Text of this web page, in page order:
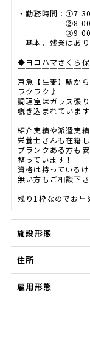
・勤務時間：
②8:00-
③9:00-
基本、残業はあり
◆ヨコハマさくら
￣￣￣￣￣￣￣￣
京急【生麦】駅か
ラクラク♪
調理室はガラス張
覗き込まれていま
紹介実績や派遣実績
栄養士さんも在籍し
ブランクある方も
整っています！
資格は持っている
無い方もご相談下さ
残り1枠なのでお早
施設形態
住所
雇用形態